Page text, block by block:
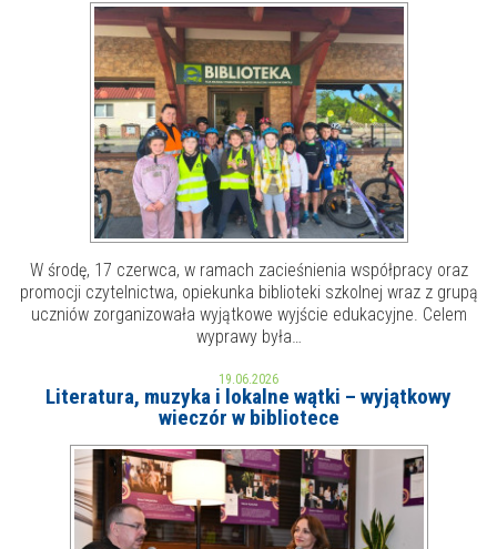
E-INFORMATOR
W środę, 17 czerwca, w ramach zacieśnienia współpracy oraz
promocji czytelnictwa, opiekunka biblioteki szkolnej wraz z grupą
uczniów zorganizowała wyjątkowe wyjście edukacyjne. Celem
wyprawy była…
19.06.2026
Literatura, muzyka i lokalne wątki – wyjątkowy
wieczór w bibliotece